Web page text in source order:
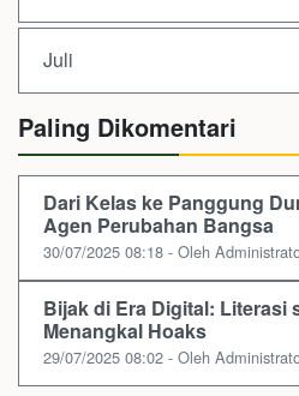
Juli
Paling Dikomentari
Dari Kelas ke Panggung
Agen Perubahan Bangsa
30/07/2025 08:18 - Oleh
Bijak di Era Digital: Literasi
Menangkal Hoaks
29/07/2025 08:02 - Oleh